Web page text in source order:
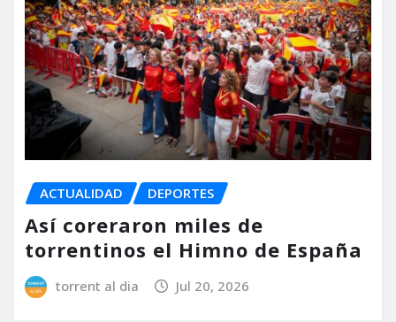
ACTUALIDAD DEPORTES
Así coreraron miles de
torrentinos el Himno de España
torrent al dia Jul 20, 2026